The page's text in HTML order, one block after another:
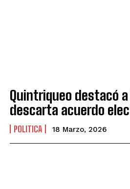
Quintriqueo destacó a
descarta acuerdo
POLITICA 18 Marzo, 2026